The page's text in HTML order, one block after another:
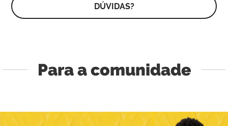
DÚVIDAS?
Para a comunidade